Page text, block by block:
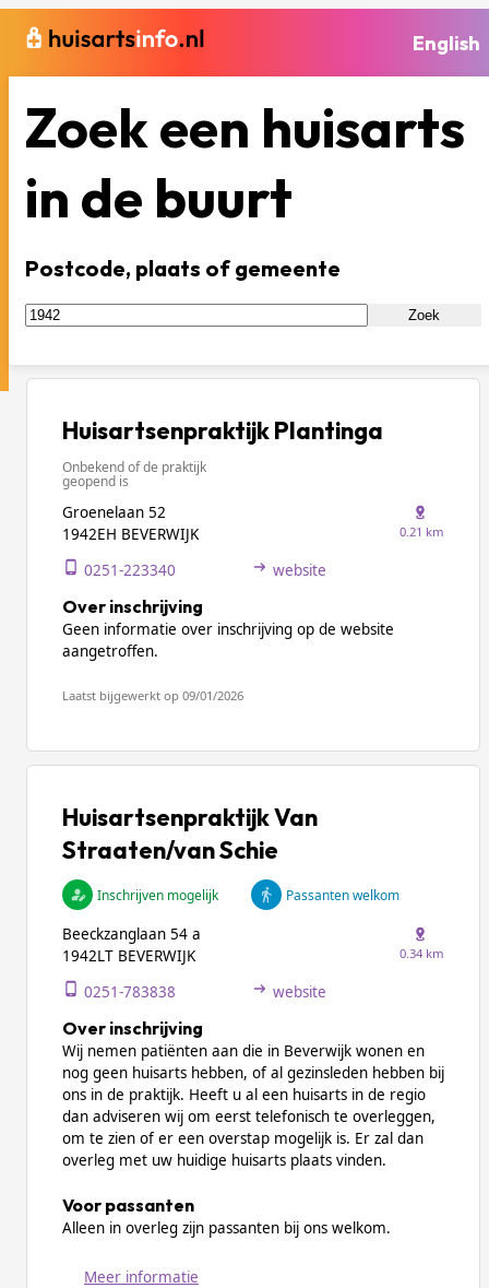
English
Zoek een huisarts
in de buurt
Postcode, plaats of gemeente
Zoek
Huisartsenpraktijk Plantinga
Onbekend of de praktijk
geopend is
Groenelaan 52
1942EH BEVERWIJK
0.21 km
0251-223340 website
Over inschrijving
Geen informatie over inschrijving op de website
aangetroffen.
Laatst bijgewerkt op 09/01/2026
Huisartsenpraktijk Van
Straaten/van Schie
Inschrijven mogelijk Passanten welkom
Beeckzanglaan 54 a
1942LT BEVERWIJK
0.34 km
0251-783838 website
Over inschrijving
Wij nemen patiënten aan die in Beverwijk wonen en
nog geen huisarts hebben, of al gezinsleden hebben bij
ons in de praktijk. Heeft u al een huisarts in de regio
dan adviseren wij om eerst telefonisch te overleggen,
om te zien of er een overstap mogelijk is. Er zal dan
overleg met uw huidige huisarts plaats vinden.
Voor passanten
Alleen in overleg zijn passanten bij ons welkom.
Meer informatie